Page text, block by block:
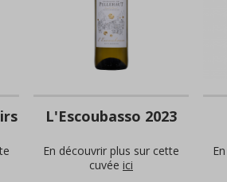
L'Escoubasso 2023
En découvrir plus sur cette
cuvée ici